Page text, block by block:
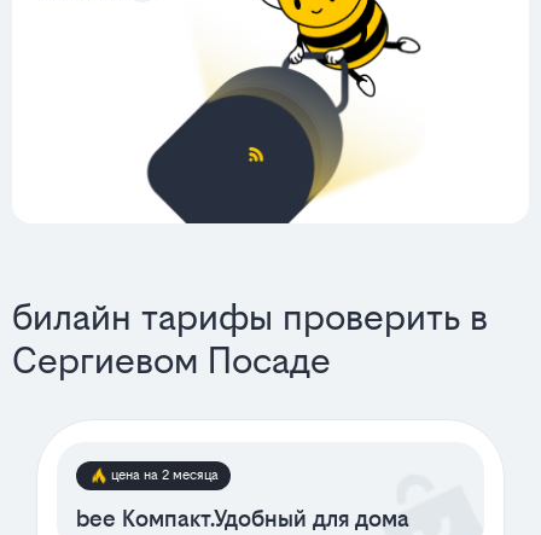
билайн тарифы проверить в
Сергиевом Посаде
цена на 2 месяца
bee Компакт.Удобный для дома